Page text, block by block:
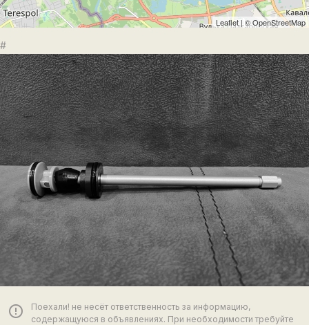
Leaflet| ©OpenStreetMap
#
error_outline
Поехали! не несёт ответственность за информацию,
содержащуюся в объявлениях. При необходимости требуйте